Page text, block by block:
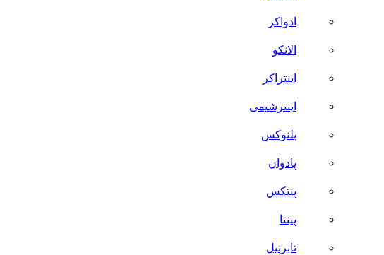
ادواکر
الانکو
اینتراکر
اینترشیمی
بلنوکس
پادوان
پنتکس
پینتا
تابرنیل